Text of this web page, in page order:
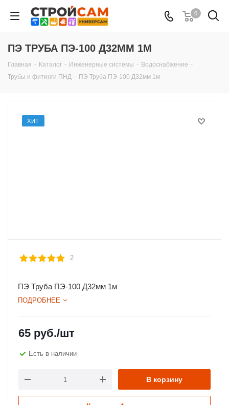
0
ПЭ ТРУБА ПЭ-100 Д32ММ 1М
Главная - Каталог - Инженерные системы - Водоснабжение -
Трубы и фитинги ПНД - ПЭ Труба ПЭ-100 Д32мм 1м
ХИТ
2
ПЭ Труба ПЭ-100 Д32мм 1м
ПОДРОБНЕЕ
65 руб./шт
Есть в наличии
В корзину